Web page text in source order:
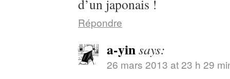
d’un japonais !
Répondre
a-yinsays:
26 mars 2013 at 23 h 29